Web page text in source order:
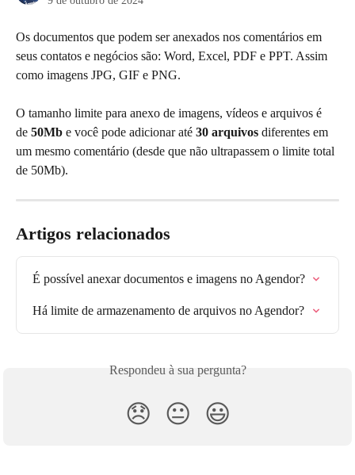
Os documentos que podem ser anexados nos comentários em
seus contatos e negócios são: Word, Excel, PDF e PPT. Assim
como imagens JPG, GIF e PNG.
O tamanho limite para anexo de imagens, vídeos e arquivos é
de 50Mb e você pode adicionar até 30 arquivos diferentes em
um mesmo comentário (desde que não ultrapassem o limite total
de 50Mb).
Artigos relacionados
É possível anexar documentos e imagens no Agendor?
Há limite de armazenamento de arquivos no Agendor?
Respondeu à sua pergunta?
😞 😐 😃